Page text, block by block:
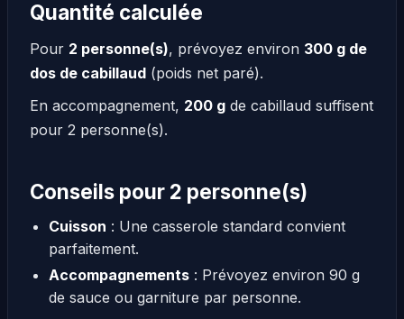
Quantité calculée
Pour 2 personne(s), prévoyez environ 300 g de
dos de cabillaud (poids net paré).
En accompagnement, 200 g de cabillaud suffisent
pour 2 personne(s).
Conseils pour 2 personne(s)
Cuisson : Une casserole standard convient
parfaitement.
Accompagnements: Prévoyez environ 90 g
de sauce ou garniture par personne.